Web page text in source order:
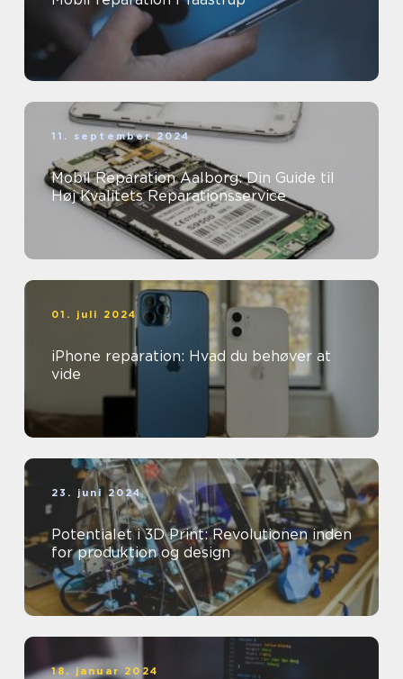
11. september 2024
Mobil Reparation Aalborg: Din Guide til
Høj Kvalitets Reparationsservice
01. juli 2024
iPhone reparation: Hvad du behøver at
vide
23. juni 2024
Potentialet i 3D Print: Revolutionen inden
for produktion og design
18. januar 2024